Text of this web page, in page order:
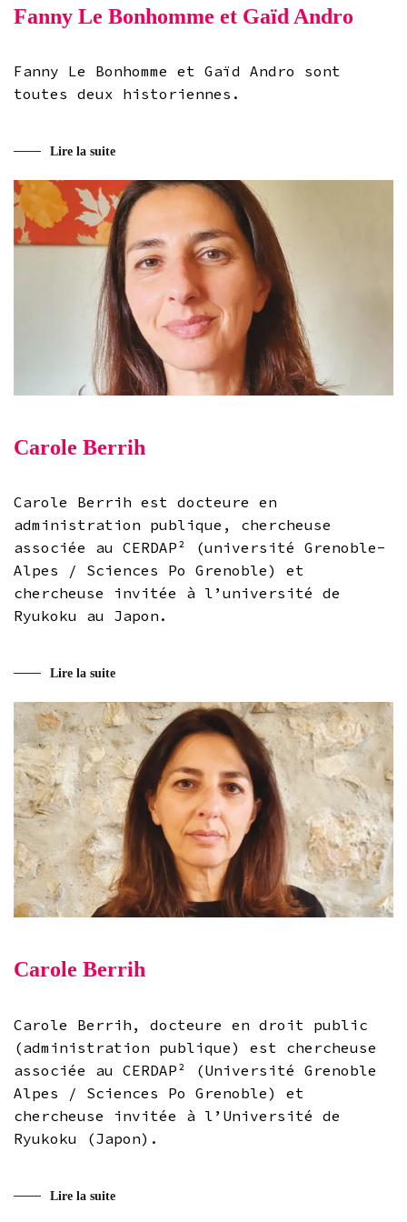
Fanny Le Bonhomme et Gaïd Andro
Fanny Le Bonhomme et Gaïd Andro sont
toutes deux historiennes.
Lire la suite
Carole Berrih
Carole Berrih est docteure en
administration publique, chercheuse
associée au CERDAP² (université Grenoble-
Alpes / Sciences Po Grenoble) et
chercheuse invitée à l’université de
Ryukoku au Japon.
Lire la suite
Carole Berrih
Carole Berrih, docteure en droit public
(administration publique) est chercheuse
associée au CERDAP² (Université Grenoble
Alpes / Sciences Po Grenoble) et
chercheuse invitée à l’Université de
Ryukoku (Japon).
Lire la suite